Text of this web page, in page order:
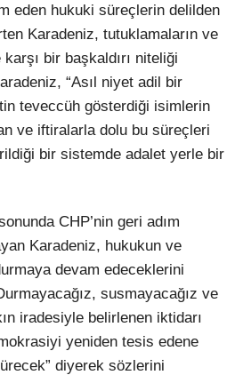
eden hukuki süreçlerin delilden
Karadeniz, tutuklamaların ve
bir başkaldırı niteliği
“Asıl niyet adil bir
teveccüh gösterdiği isimlerin
ve iftiralarla dolu bu süreçleri
bir sistemde adalet yerle bir
CHP’nin geri adım
Karadeniz, hukukun ve
devam edeceklerini
susmayacağız ve
iradesiyle belirlenen iktidarı
yeniden tesis edene
diyerek sözlerini